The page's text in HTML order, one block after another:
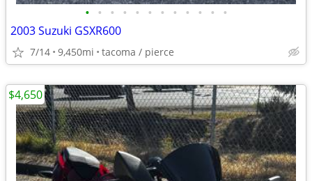
• • • • • • • • • • • •
2003 Suzuki GSXR600
7/14 9,450mi tacoma / pierce
$4,650